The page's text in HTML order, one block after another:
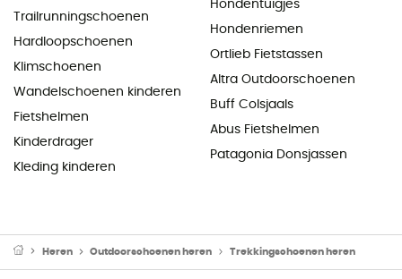
Trailrunningschoenen
Hardloopschoenen
Klimschoenen
Wandelschoenen kinderen
Fietshelmen
Kinderdrager
Kleding kinderen
Hondentuigjes
Hondenriemen
Ortlieb Fietstassen
Altra Outdoorschoenen
Buff Colsjaals
Abus Fietshelmen
Patagonia Donsjassen
Heren Outdoorschoenen heren Trekkingschoenen heren